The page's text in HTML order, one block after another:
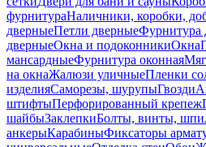
фурнитураНаличники, коробки,
дверныеПетли дверныеФурнитура
дверныеОкна и подоконникиОкна
мансардныеФурнитура оконная
на окнаЖалюзи уличныеПленки
изделияСаморезы, шурупыГвозди
штифтыПерфорированный крепеж
шайбыЗаклепкиБолты, винты,
анкерыКарабиныФиксаторы